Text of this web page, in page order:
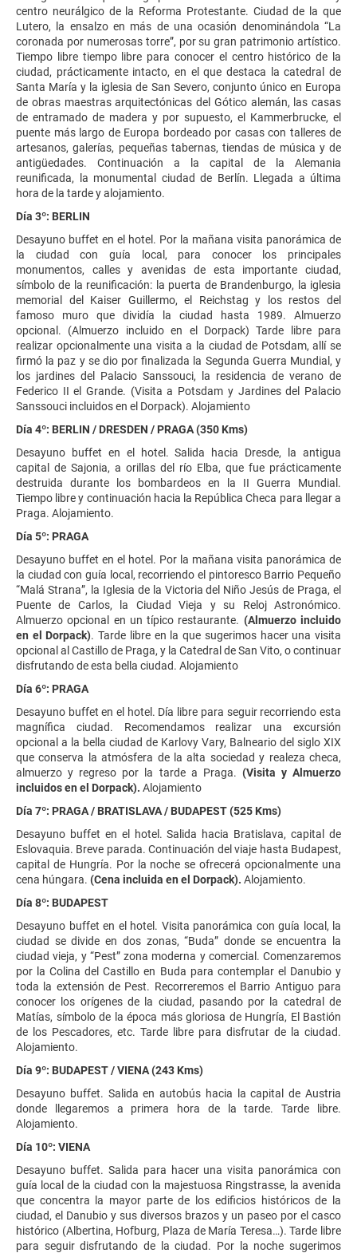
centro neurálgico de la Reforma Protestante. Ciudad de la que
Lutero, la ensalzo en más de una ocasión denominándola “La
coronada por numerosas torre”, por su gran patrimonio artístico.
Tiempo libre tiempo libre para conocer el centro histórico de la
ciudad, prácticamente intacto, en el que destaca la catedral de
Santa María y la iglesia de San Severo, conjunto único en Europa
de obras maestras arquitectónicas del Gótico alemán, las casas
de entramado de madera y por supuesto, el Kammerbrucke, el
puente más largo de Europa bordeado por casas con talleres de
artesanos, galerías, pequeñas tabernas, tiendas de música y de
antigüedades. Continuación a la capital de la Alemania
reunificada, la monumental ciudad de Berlín. Llegada a última
hora de la tarde y alojamiento.
Día 3º: BERLIN
Desayuno buffet en el hotel. Por la mañana visita panorámica de
la ciudad con guía local, para conocer los principales
monumentos, calles y avenidas de esta importante ciudad,
símbolo de la reunificación: la puerta de Brandenburgo, la iglesia
memorial del Kaiser Guillermo, el Reichstag y los restos del
famoso muro que dividía la ciudad hasta 1989. Almuerzo
opcional. (Almuerzo incluido en el Dorpack) Tarde libre para
realizar opcionalmente una visita a la ciudad de Potsdam, allí se
firmó la paz y se dio por finalizada la Segunda Guerra Mundial, y
los jardines del Palacio Sanssouci, la residencia de verano de
Federico II el Grande. (Visita a Potsdam y Jardines del Palacio
Sanssouci incluidos en el Dorpack). Alojamiento
Día 4º: BERLIN / DRESDEN / PRAGA (350 Kms)
Desayuno buffet en el hotel. Salida hacia Dresde, la antigua
capital de Sajonia, a orillas del río Elba, que fue prácticamente
destruida durante los bombardeos en la II Guerra Mundial.
Tiempo libre y continuación hacia la República Checa para llegar a
Praga. Alojamiento.
Día 5º: PRAGA
Desayuno buffet en el hotel. Por la mañana visita panorámica de
la ciudad con guía local, recorriendo el pintoresco Barrio Pequeño
“Malá Strana”, la Iglesia de la Victoria del Niño Jesús de Praga, el
Puente de Carlos, la Ciudad Vieja y su Reloj Astronómico.
Almuerzo opcional en un típico restaurante. (Almuerzo incluido
en el Dorpack). Tarde libre en la que sugerimos hacer una visita
opcional al Castillo de Praga, y la Catedral de San Vito, o continuar
disfrutando de esta bella ciudad. Alojamiento
Día 6º: PRAGA
Desayuno buffet en el hotel. Día libre para seguir recorriendo esta
magnífica ciudad. Recomendamos realizar una excursión
opcional a la bella ciudad de Karlovy Vary, Balneario del siglo XIX
que conserva la atmósfera de la alta sociedad y realeza checa,
almuerzo y regreso por la tarde a Praga. (Visita y Almuerzo
incluidos en el Dorpack). Alojamiento
Día 7º: PRAGA / BRATISLAVA / BUDAPEST (525 Kms)
Desayuno buffet en el hotel. Salida hacia Bratislava, capital de
Eslovaquia. Breve parada. Continuación del viaje hasta Budapest,
capital de Hungría. Por la noche se ofrecerá opcionalmente una
cena húngara. (Cena incluida en el Dorpack). Alojamiento.
Día 8º: BUDAPEST
Desayuno buffet en el hotel. Visita panorámica con guía local, la
ciudad se divide en dos zonas, “Buda” donde se encuentra la
ciudad vieja, y “Pest” zona moderna y comercial. Comenzaremos
por la Colina del Castillo en Buda para contemplar el Danubio y
toda la extensión de Pest. Recorreremos el Barrio Antiguo para
conocer los orígenes de la ciudad, pasando por la catedral de
Matías, símbolo de la época más gloriosa de Hungría, El Bastión
de los Pescadores, etc. Tarde libre para disfrutar de la ciudad.
Alojamiento.
Día 9º: BUDAPEST / VIENA (243 Kms)
Desayuno buffet. Salida en autobús hacia la capital de Austria
donde llegaremos a primera hora de la tarde. Tarde libre.
Alojamiento.
Día 10º: VIENA
Desayuno buffet. Salida para hacer una visita panorámica con
guía local de la ciudad con la majestuosa Ringstrasse, la avenida
que concentra la mayor parte de los edificios históricos de la
ciudad, el Danubio y sus diversos brazos y un paseo por el casco
histórico (Albertina, Hofburg, Plaza de María Teresa…). Tarde libre
para seguir disfrutando de la ciudad. Por la noche sugerimos